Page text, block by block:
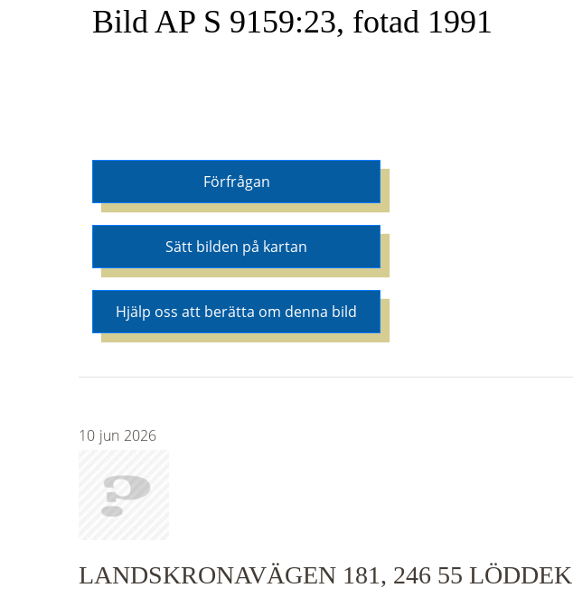
Bild AP S 9159:23, fotad 1991
Förfrågan
Sätt bilden på kartan
Hjälp oss att berätta om denna bild
10 jun 2026
LANDSKRONAVÄGEN 181, 246 55